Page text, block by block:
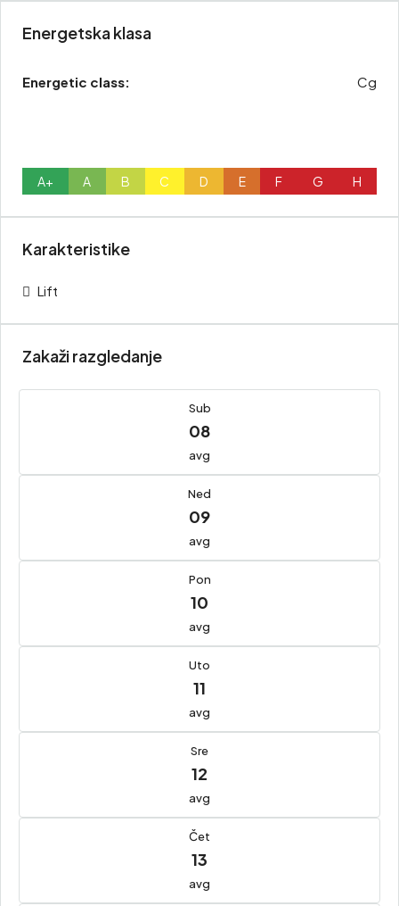
Energetska klasa
Energetic class: Cg
A+ A B C D E F G H
Karakteristike
Lift
Zakaži razgledanje
Sub
08
avg
Ned
09
avg
Pon
10
avg
Uto
11
avg
Sre
12
avg
Čet
13
avg